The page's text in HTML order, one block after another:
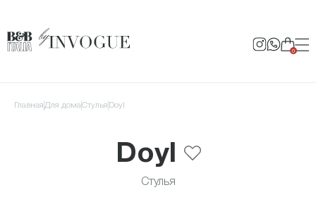
0
Главная для дома Стулья Doyl
Doyl
Стулья